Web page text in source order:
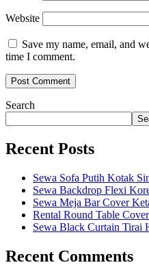
Website
Save my name, email, and
time I comment.
Search
Recent Posts
Sewa Sofa Putih Kotak
Sewa Backdrop Flexi
Sewa Meja Bar Cover
Rental Round Table
Sewa Black Curtain Tirai
Recent Comments